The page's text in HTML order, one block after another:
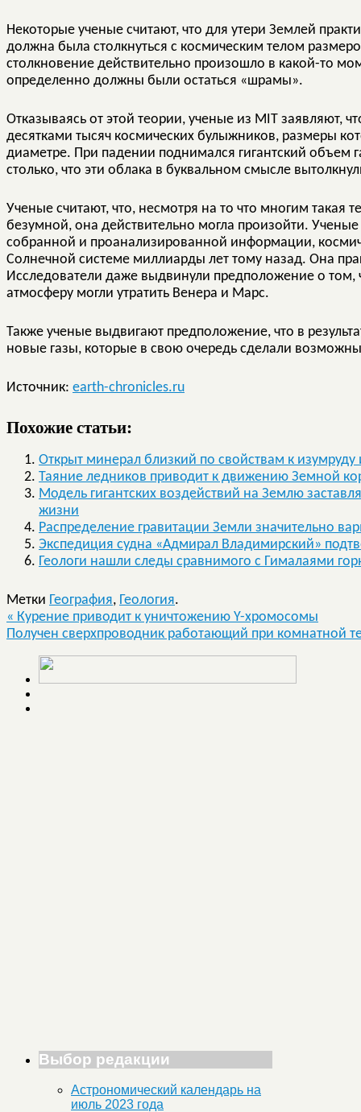
Некоторые ученые считают, что для утери Землей
должна была столкнуться с космическим телом
столкновение действительно произошло в какой-то
определенно должны были остаться «шрамы».
Отказываясь от этой теории, ученые из MIT заявляют,
десятками тысяч космических булыжников, размеры
диаметре. При падении поднимался гигантский объем
столько, что эти облака в буквальном смысле
Ученые считают, что, несмотря на то что многим такая
безумной, она действительно могла произойти.
собранной и проанализированной информации,
Солнечной системе миллиарды лет тому назад. Она
Исследователи даже выдвинули предположение о том,
атмосферу могли утратить Венера и Марс.
Также ученые выдвигают предположение, что в
новые газы, которые в свою очередь сделали
Источник: earth-chronicles.ru
Похожие статьи:
Открыт минерал близкий по свойствам к изумруду
Таяние ледников приводит к движению Земной
Модель гигантских воздействий на Землю
жизни
Распределение гравитации Земли значительно
Экспедиция судна «Адмирал Владимирский»
Геологи нашли следы сравнимого с Гималаями
Метки География, Геология.
« Курение приводит к уничтожению Y-хромосомы
Получен сверхпроводник работающий при комнатной
Выбор редакции
Астрономический календарь на
июль 2023 года